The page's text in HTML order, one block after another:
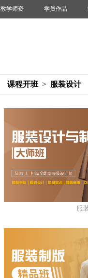
教学师资 学员作品
课程开班 > 服装设计
服